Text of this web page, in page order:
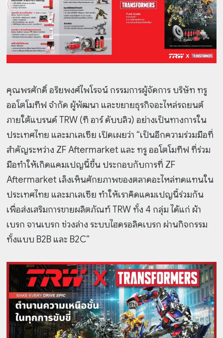
คุณพรศักดิ์ อริยพงศ์ไพโรจน์ กรรมการผู้จัดการ บริษัท ทรู
ออโตโมทีฟ จำกัด ผู้พัฒนา และขยายธุรกิจอะไหล่รถยนต์
ภายใต้แบรนด์ TRW (ที อาร์ ดับบลิว) อย่างเป็นทางการใน
ประเทศไทย และมาเลเซีย เปิดเผยว่า “เป็นอีกความร่วมมือที่
สำคัญระหว่าง ZF Aftermarket และ ทรู ออโตโมทีฟ ที่ร่วม
มือทำให้เกิดแคมเปญนี้ขึ้น ประกอบกับการที่ ZF
Aftermarket เล็งเห็นศักยภาพของตลาดอะไหล่ทดแทนใน
ประเทศไทย และมาเลเซีย ทำให้เราคิดแคมเปญนี้ร่วมกัน
เพื่อส่งเสริมการขายผลิตภัณฑ์ TRW ทั้ง 4 กลุ่ม ได้แก่ ผ้า
เบรก จานเบรก ช่วงล่าง ระบบไฮดรอลิคเบรก ผ่านกิจกรรม
ทั้งแบบ B2B และ B2C”